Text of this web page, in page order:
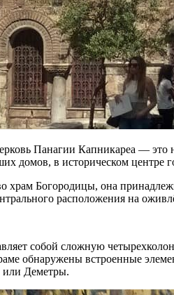
Панагии Капникареа — это
домов, в историческом центре
храм Богородицы, она
расположения на
собой сложную
обнаружены встроенные
или Деметры.